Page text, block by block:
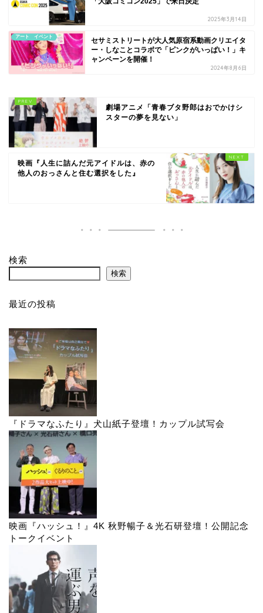
2025年3月14日
アート イベント
セサミストリートが大人気原宿系動画クリエイタ
ー・しなことコラボで「ピンクがいっぱい！」キ
ャンペーンを開催！
2024年8月6日
劇場アニメ「青春ブタ野郎はおでかけシ
スターの夢を見ない」
映画『人生に詰んだ元アイドルは、赤の
他人のおっさんと住む選択をした』
検索
検索
最近の投稿
『ドラマなふたり』犬山紙子登壇！カップル試写会
映画『ハッシュ！』4K 秋野暢子＆光石研登壇！公開記念
トークイベント